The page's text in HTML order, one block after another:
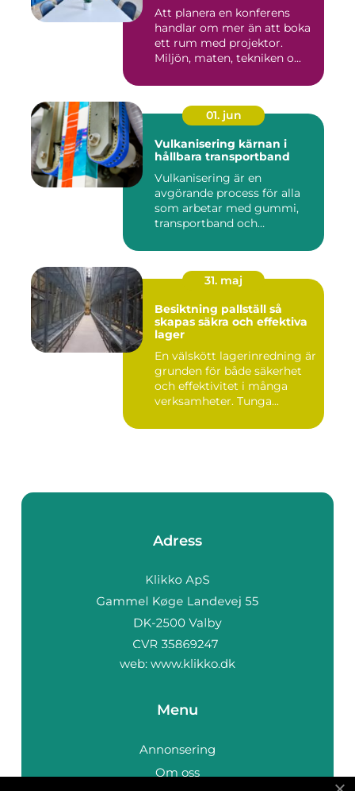
Att planera en konferens
handlar om mer än att boka
ett rum med projektor.
Miljön, maten, tekniken o...
01. jun
Vulkanisering kärnan i
hållbara transportband
Vulkanisering är en
avgörande process för alla
som arbetar med gummi,
transportband och
31. maj
Besiktning pallställ så
skapas säkra och effektiva
lager
En välskött lagerinredning är
grunden för både säkerhet
och effektivitet i många
verksamheter. Tunga...
Adress
web: www.klikko.dk
Menu
Annonsering
Om oss